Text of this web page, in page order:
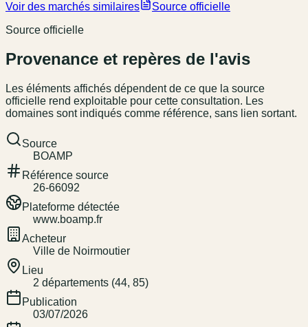
Voir des marchés similaires
Source officielle
Source officielle
Provenance et repères de l'avis
Les éléments affichés dépendent de ce que la source
officielle rend exploitable pour cette consultation. Les
domaines sont indiqués comme référence, sans lien sortant.
Source
BOAMP
Référence source
26-66092
Plateforme détectée
www.boamp.fr
Acheteur
Ville de Noirmoutier
Lieu
2 départements (44, 85)
Publication
03/07/2026